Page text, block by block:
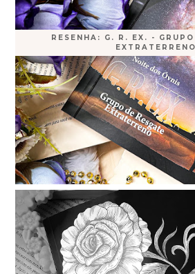
RESENHA: G. R. EX. -
EXTRATERRENO